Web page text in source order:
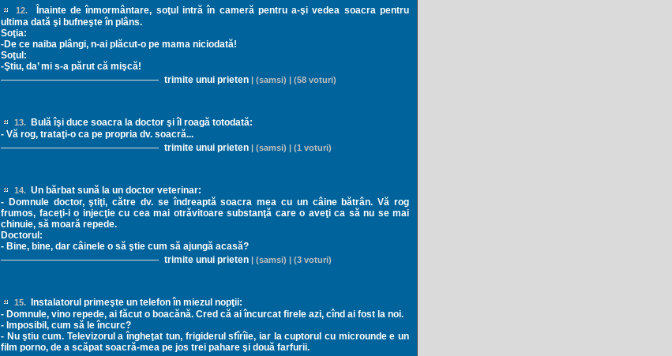
12.
Înainte de înmormântare, soţul intră în cameră pentru a-şi vedea soacra pentru
ultima dată şi bufneşte în plâns.
Soţia:
-De ce naiba plângi, n-ai plăcut-o pe mama niciodată!
Soţul:
-Ştiu, da’ mi s-a părut că mişcă!
trimite unui prieten | (samsi) | (58 voturi)
13.
Bulă îşi duce soacra la doctor şi îl roagă totodată:
- Vă rog, trataţi-o ca pe propria dv. soacră...
trimite unui prieten | (samsi) | (1 voturi)
14. Un bărbat sună la un doctor veterinar:
- Domnule doctor, ştiţi, către dv. se îndreaptă soacra mea cu un câine bătrân. Vă rog
frumos, faceţi-i o injecţie cu cea mai otrăvitoare substanţă care o aveţi ca să nu se mai
chinuie, să moară repede.
Doctorul:
- Bine, bine, dar câinele o să ştie cum să ajungă acasă?
trimite unui prieten | (samsi) | (3 voturi)
15.
Instalatorul primeşte un telefon în miezul nopţii:
- Domnule, vino repede, ai făcut o boacănă. Cred că ai încurcat firele azi, cînd ai fost la noi.
- Imposibil, cum să le încurc?
- Nu ştiu cum. Televizorul a îngheţat tun, frigiderul sfîrîie, iar la cuptorul cu microunde e un
film porno, de a scăpat soacră-mea pe jos trei pahare şi două farfurii.